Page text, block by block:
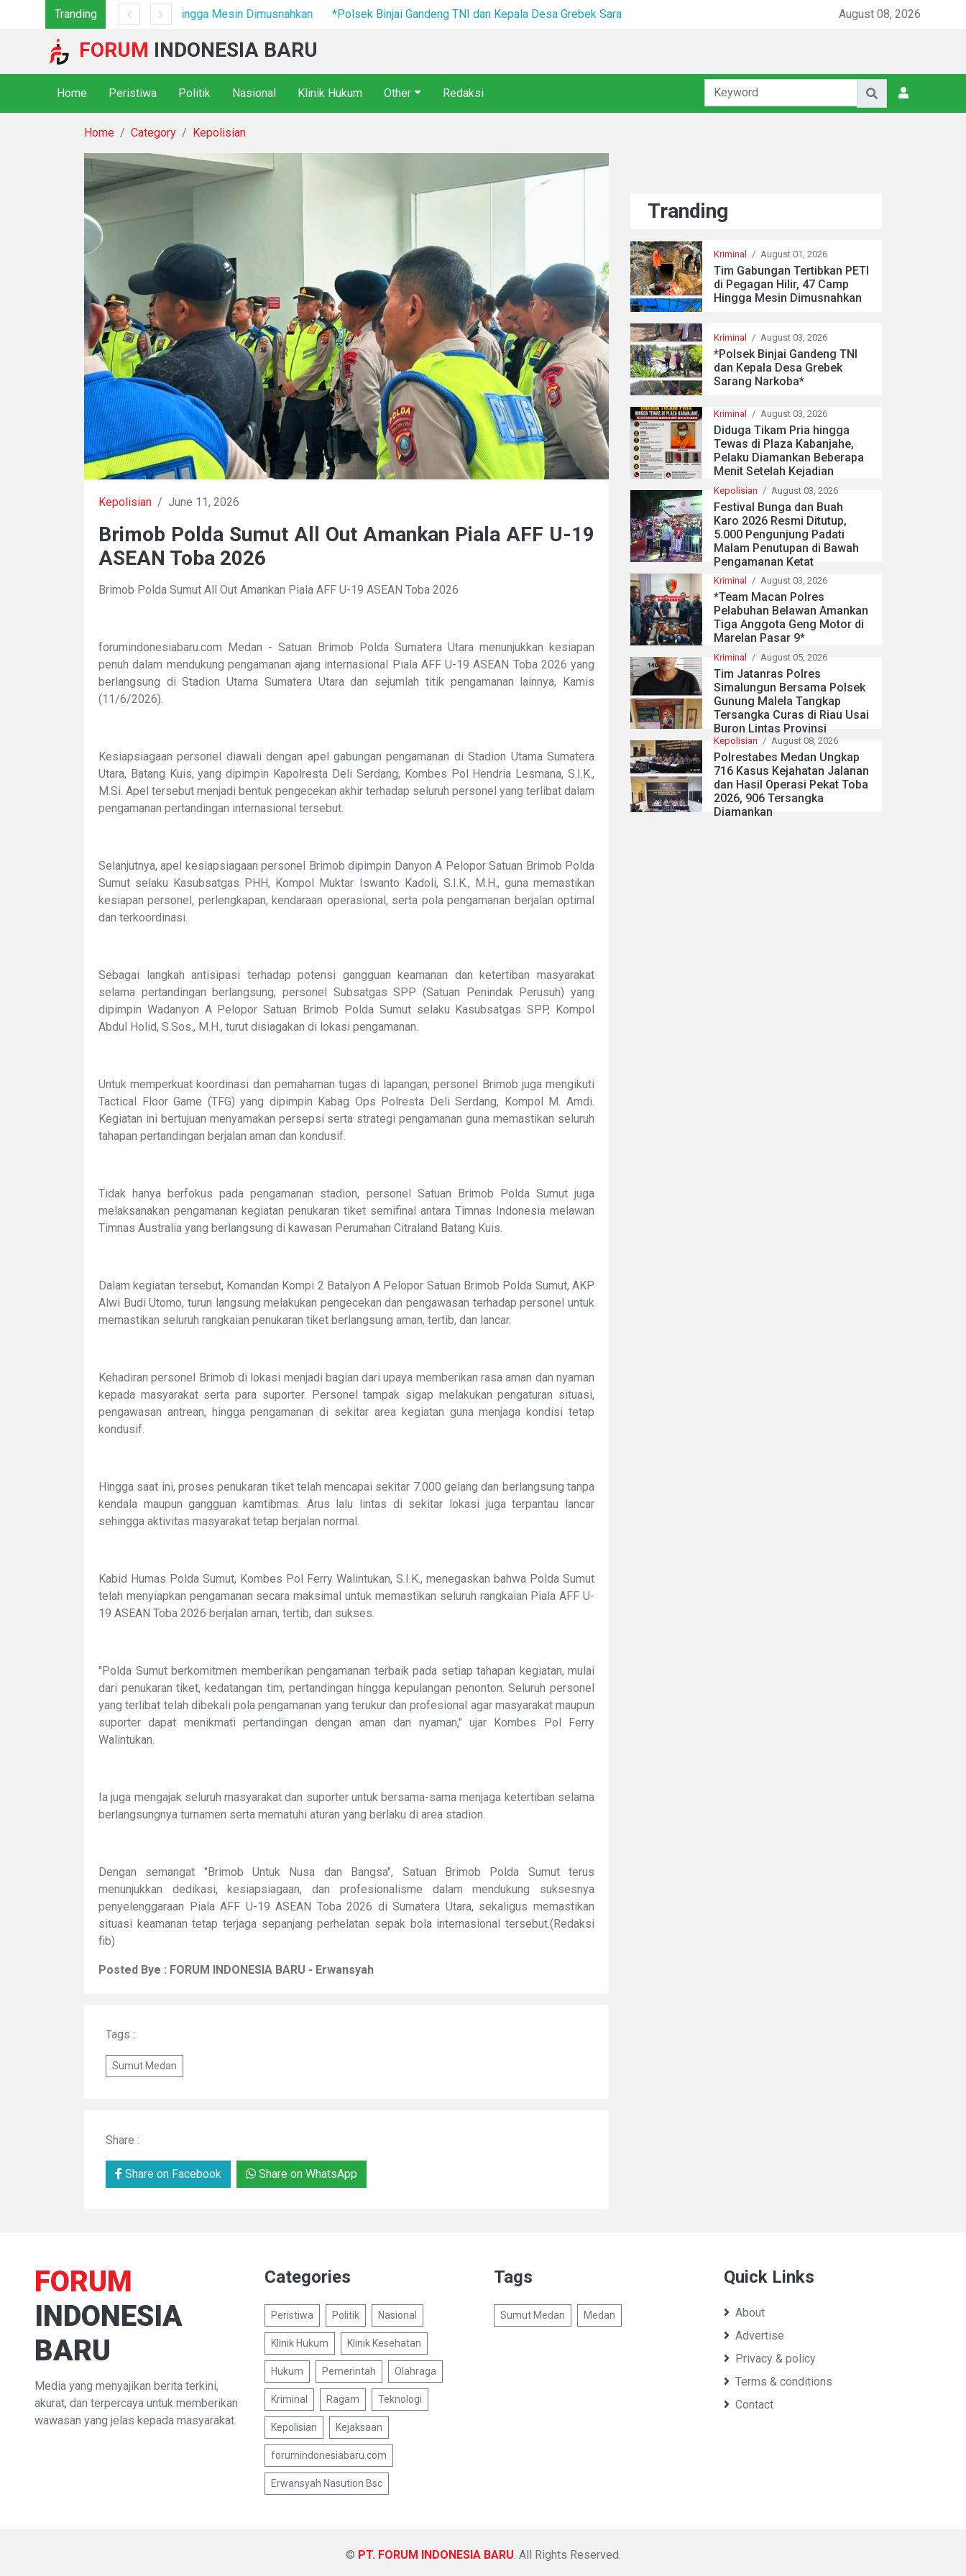
Tranding
Hingga Mesin Dimusnahkan *Polsek Binjai Gandeng TNI dan Kepala Desa Grebek Sarang Narkoba* August 08, 2026
FORUM INDONESIA BARU
Home Peristiwa Politik Nasional Klinik Hukum Other Redaksi
Home Category Kepolisian
Kepolisian / June 11, 2026
Brimob Polda Sumut All Out Amankan Piala AFF U-19
ASEAN Toba 2026
Brimob Polda Sumut All Out Amankan Piala AFF U-19 ASEAN Toba 2026
forumindonesiabaru.com Medan - Satuan Brimob Polda Sumatera Utara menunjukkan kesiapan
penuh dalam mendukung pengamanan ajang internasional Piala AFF U-19 ASEAN Toba 2026 yang
berlangsung di Stadion Utama Sumatera Utara dan sejumlah titik pengamanan lainnya, Kamis
(11/6/2026).
Kesiapsiagaan personel diawali dengan apel gabungan pengamanan di Stadion Utama Sumatera
Utara, Batang Kuis, yang dipimpin Kapolresta Deli Serdang, Kombes Pol Hendria Lesmana, S.I.K.,
M.Si. Apel tersebut menjadi bentuk pengecekan akhir terhadap seluruh personel yang terlibat dalam
pengamanan pertandingan internasional tersebut.
Selanjutnya, apel kesiapsiagaan personel Brimob dipimpin Danyon A Pelopor Satuan Brimob Polda
Sumut selaku Kasubsatgas PHH, Kompol Muktar Iswanto Kadoli, S.I.K., M.H., guna memastikan
kesiapan personel, perlengkapan, kendaraan operasional, serta pola pengamanan berjalan optimal
dan terkoordinasi.
Sebagai langkah antisipasi terhadap potensi gangguan keamanan dan ketertiban masyarakat
selama pertandingan berlangsung, personel Subsatgas SPP (Satuan Penindak Perusuh) yang
dipimpin Wadanyon A Pelopor Satuan Brimob Polda Sumut selaku Kasubsatgas SPP, Kompol
Abdul Holid, S.Sos., M.H., turut disiagakan di lokasi pengamanan.
Untuk memperkuat koordinasi dan pemahaman tugas di lapangan, personel Brimob juga mengikuti
Tactical Floor Game (TFG) yang dipimpin Kabag Ops Polresta Deli Serdang, Kompol M. Amdi.
Kegiatan ini bertujuan menyamakan persepsi serta strategi pengamanan guna memastikan seluruh
tahapan pertandingan berjalan aman dan kondusif.
Tidak hanya berfokus pada pengamanan stadion, personel Satuan Brimob Polda Sumut juga
melaksanakan pengamanan kegiatan penukaran tiket semifinal antara Timnas Indonesia melawan
Timnas Australia yang berlangsung di kawasan Perumahan Citraland Batang Kuis.
Dalam kegiatan tersebut, Komandan Kompi 2 Batalyon A Pelopor Satuan Brimob Polda Sumut, AKP
Alwi Budi Utomo, turun langsung melakukan pengecekan dan pengawasan terhadap personel untuk
memastikan seluruh rangkaian penukaran tiket berlangsung aman, tertib, dan lancar.
Kehadiran personel Brimob di lokasi menjadi bagian dari upaya memberikan rasa aman dan nyaman
kepada masyarakat serta para suporter. Personel tampak sigap melakukan pengaturan situasi,
pengawasan antrean, hingga pengamanan di sekitar area kegiatan guna menjaga kondisi tetap
kondusif.
Hingga saat ini, proses penukaran tiket telah mencapai sekitar 7.000 gelang dan berlangsung tanpa
kendala maupun gangguan kamtibmas. Arus lalu lintas di sekitar lokasi juga terpantau lancar
sehingga aktivitas masyarakat tetap berjalan normal.
Kabid Humas Polda Sumut, Kombes Pol Ferry Walintukan, S.I.K., menegaskan bahwa Polda Sumut
telah menyiapkan pengamanan secara maksimal untuk memastikan seluruh rangkaian Piala AFF U-
19 ASEAN Toba 2026 berjalan aman, tertib, dan sukses.
"Polda Sumut berkomitmen memberikan pengamanan terbaik pada setiap tahapan kegiatan, mulai
dari penukaran tiket, kedatangan tim, pertandingan hingga kepulangan penonton. Seluruh personel
yang terlibat telah dibekali pola pengamanan yang terukur dan profesional agar masyarakat maupun
suporter dapat menikmati pertandingan dengan aman dan nyaman," ujar Kombes Pol Ferry
Walintukan.
Ia juga mengajak seluruh masyarakat dan suporter untuk bersama-sama menjaga ketertiban selama
berlangsungnya turnamen serta mematuhi aturan yang berlaku di area stadion.
Dengan semangat "Brimob Untuk Nusa dan Bangsa", Satuan Brimob Polda Sumut terus
menunjukkan dedikasi, kesiapsiagaan, dan profesionalisme dalam mendukung suksesnya
penyelenggaraan Piala AFF U-19 ASEAN Toba 2026 di Sumatera Utara, sekaligus memastikan
situasi keamanan tetap terjaga sepanjang perhelatan sepak bola internasional tersebut.(Redaksi
fib)
Posted Bye : FORUM INDONESIA BARU - Erwansyah
Tags :
Sumut Medan
Share :
Share on Facebook Share on WhatsApp
Tranding
Kriminal / August 01, 2026
Tim Gabungan Tertibkan PETI
di Pegagan Hilir, 47 Camp
Hingga Mesin Dimusnahkan
Kriminal / August 03, 2026
*Polsek Binjai Gandeng TNI
dan Kepala Desa Grebek
Sarang Narkoba*
Kriminal / August 03, 2026
Diduga Tikam Pria hingga
Tewas di Plaza Kabanjahe,
Pelaku Diamankan Beberapa
Menit Setelah Kejadian
Kepolisian / August 03, 2026
Festival Bunga dan Buah
Karo 2026 Resmi Ditutup,
5.000 Pengunjung Padati
Malam Penutupan di Bawah
Pengamanan Ketat
Kriminal / August 03, 2026
*Team Macan Polres
Pelabuhan Belawan Amankan
Tiga Anggota Geng Motor di
Marelan Pasar 9*
Kriminal / August 05, 2026
Tim Jatanras Polres
Simalungun Bersama Polsek
Gunung Malela Tangkap
Tersangka Curas di Riau Usai
Buron Lintas Provinsi
Kepolisian / August 08, 2026
Polrestabes Medan Ungkap
716 Kasus Kejahatan Jalanan
dan Hasil Operasi Pekat Toba
2026, 906 Tersangka
Diamankan
FORUM
INDONESIA
BARU
Media yang menyajikan berita terkini,
akurat, dan terpercaya untuk memberikan
wawasan yang jelas kepada masyarakat.
Categories
Peristiwa Politik Nasional
Klinik Hukum Klinik Kesehatan
Hukum Pemerintah Olahraga
Kriminal Ragam Teknologi
Kepolisian Kejaksaan
forumindonesiabaru.com
Erwansyah Nasution Bsc
Tags
Sumut Medan Medan
Quick Links
About
Advertise
Privacy & policy
Terms & conditions
Contact
© PT. FORUM INDONESIA BARU . All Rights Reserved.